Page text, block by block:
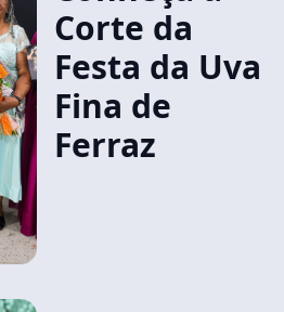
Corte da
Festa da Uva
Fina de
Ferraz